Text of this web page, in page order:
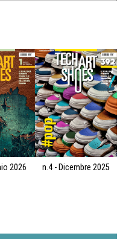
2026 n.4 - Dicembre 2025